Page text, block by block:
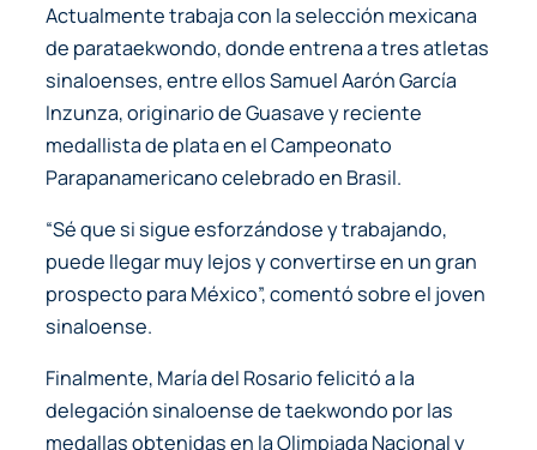
Actualmente trabaja con la selección mexicana
de parataekwondo, donde entrena a tres atletas
sinaloenses, entre ellos Samuel Aarón García
Inzunza, originario de Guasave y reciente
medallista de plata en el Campeonato
Parapanamericano celebrado en Brasil.
“Sé que si sigue esforzándose y trabajando,
puede llegar muy lejos y convertirse en un gran
prospecto para México”, comentó sobre el joven
sinaloense.
Finalmente, María del Rosario felicitó a la
delegación sinaloense de taekwondo por las
medallas obtenidas en la Olimpiada Nacional y